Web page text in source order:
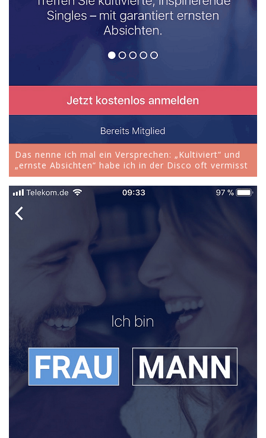
Das nenne ich mal ein Versprechen: „Kultiviert“ und
„ernste Absichten“ habe ich in der Disco oft vermisst